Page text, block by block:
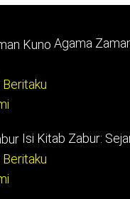
Agama
Isi Kitab Zabur: